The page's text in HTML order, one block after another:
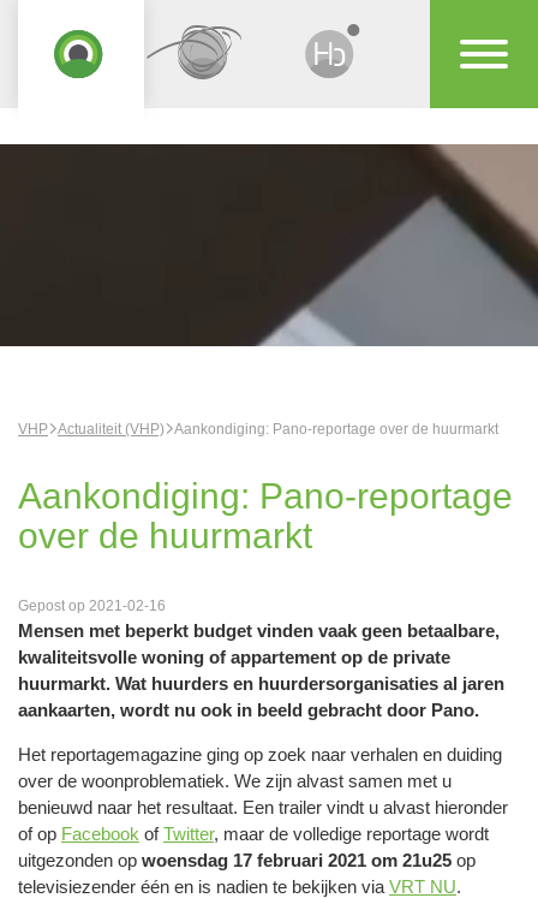
VHP Actualiteit (VHP) Aankondiging: Pano-reportage over de huurmarkt
Aankondiging: Pano-reportage
over de huurmarkt
Gepost op 2021-02-16
Mensen met beperkt budget vinden vaak geen betaalbare,
kwaliteitsvolle woning of appartement op de private
huurmarkt. Wat huurders en huurdersorganisaties al jaren
aankaarten, wordt nu ook in beeld gebracht door Pano.
Het reportagemagazine ging op zoek naar verhalen en duiding
over de woonproblematiek. We zijn alvast samen met u
benieuwd naar het resultaat. Een trailer vindt u alvast hieronder
of op Facebook ofTwitter, maar de volledige reportage wordt
uitgezonden op woensdag 17 februari 2021 om 21u25 op
televisiezender één en is nadien te bekijken via VRT NU.